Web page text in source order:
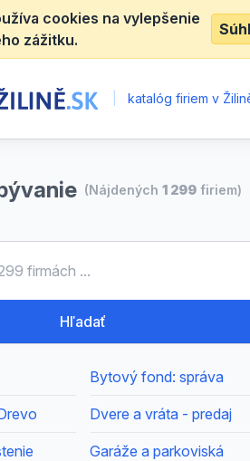
cookies na vylepšenie
zážitku.
katalóg firiem v
(Nájdených 1 299 firiem)
Hľadať
Bytový fond: správa
Dvere a vráta - predaj
Garáže a parkoviská